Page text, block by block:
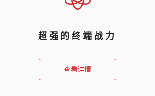
超强的终端战力
查看详情